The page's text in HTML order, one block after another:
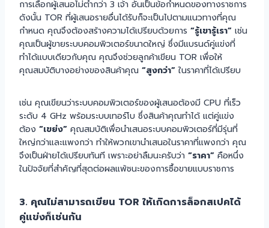
การเลือกผู้เสนอไม่ต่ำกว่า 3 เจ้า อันเป็นข้อกำหนดของทางราชการ
ดังนั้น TOR ที่ผู้เสนอรายอื่นได้รับก็จะเป็นไปตามแนวทางที่คุณ
กำหนด คุณจึงต้องสร้างความได้เปรียบด้วยการ “รู้เขารู้เรา” เช่น
คุณเป็นผู้ขายระบบคอมพิวเตอร์ขนาดใหญ่ ซึ่งมีแบรนด์คู่แข่งที่
ทำได้แบบเดียวกับคุณ คุณจึงช่วยลูกค้าเขียน TOR เพื่อให้
คุณสมบัติบางอย่างของสินค้าคุณ “สูงกว่า”ในราคาที่ได้เปรียบ
เช่น คุณเขียนว่าระบบคอมพิวเตอร์ของผู้เสนอต้องมี CPU ที่เร็ว
ระดับ 4 GHz พร้อมระบบเทอร์โบ ซึ่งสินค้าคุณทำได้ แต่คู่แข่ง
ต้อง “เขย่ง” คุณสมบัติเพื่อนำเสนอระบบคอมพิวเตอร์ที่มีรุ่นที่
ใหญ่กว่าและแพงกว่า ทำให้พวกเขานำเสนอในราคาที่แพงกว่า คุณ
จึงเป็นฝ่ายได้เปรียบทันที เพราะอย่าลืมนะครับว่า “ราคา” คือหนึ่ง
ในปัจจัยที่สำคัญที่สุดต่อผลแพ้ชนะของการซื้อขายแบบราชการ
3. คุณไม่สามารถเขียน TOR ให้เกิดการล็อกสเปคได้
คู่แข่งก็เช่นกัน